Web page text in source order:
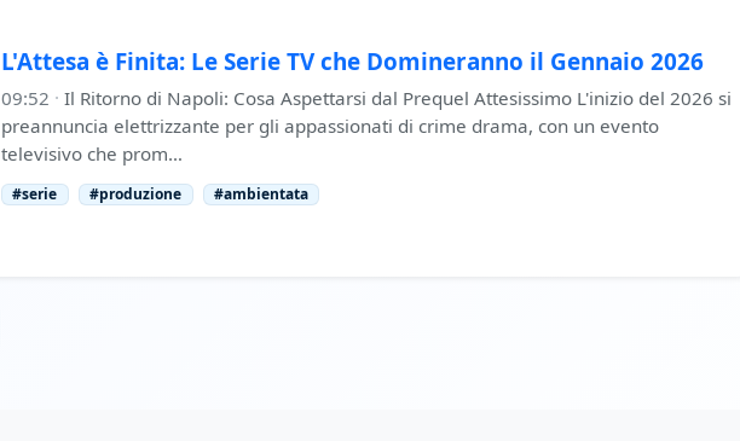
L'Attesa è Finita: Le Serie TV che Domineranno il Gennaio 2026
09:52 · Il Ritorno di Napoli: Cosa Aspettarsi dal Prequel Attesissimo L'inizio del 2026 si
preannuncia elettrizzante per gli appassionati di crime drama, con un evento
televisivo che prom…
#serie #produzione #ambientata